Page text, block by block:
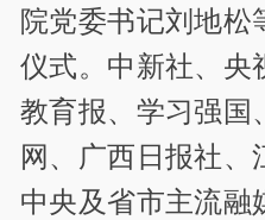
院党委书记刘地松
仪式。中新社、央
教育报、学习强国
网、广西日报社、
中央及省市主流融